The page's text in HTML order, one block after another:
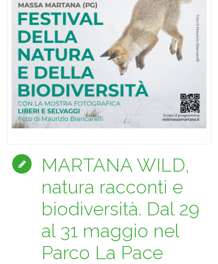
MARTANA WILD,
natura racconti e
biodiversità. Dal 29
al 31 maggio nel
Parco La Pace